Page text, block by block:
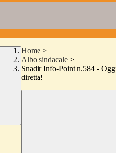
Home >
Albo sindacale >
Snadir Info-Point n.584 -
diretta!